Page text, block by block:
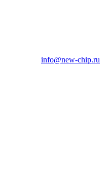
info@new-chip.ru